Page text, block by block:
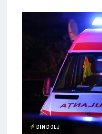
DIN DOLJ